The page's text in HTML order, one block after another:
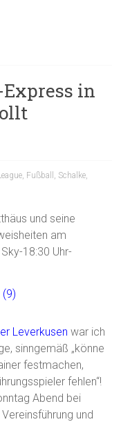
Express in
, Fußball , Schalke,
und seine
am
18:30 Uhr-
Leverkusen war ich
sinngemäß „könne
festmachen,
fehlen“!
Abend bei
und